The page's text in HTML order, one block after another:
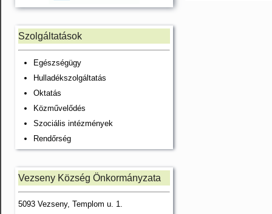
Szolgáltatások
Egészségügy
Hulladékszolgáltatás
Oktatás
Közművelődés
Szociális intézmények
Rendőrség
Vezseny Község Önkormányzata
5093 Vezseny, Templom u. 1.